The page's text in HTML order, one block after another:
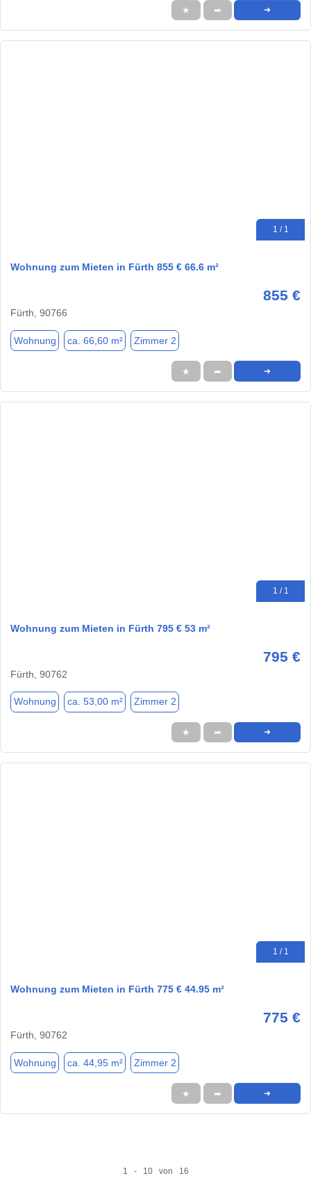
★ ➦ ➜
1 / 1
Wohnung zum Mieten in Fürth 855 € 66.6 m²
855 €
Fürth, 90766
Wohnung ca. 66,60 m² Zimmer 2
★ ➦ ➜
1 / 1
Wohnung zum Mieten in Fürth 795 € 53 m²
795 €
Fürth, 90762
Wohnung ca. 53,00 m² Zimmer 2
★ ➦ ➜
1 / 1
Wohnung zum Mieten in Fürth 775 € 44.95 m²
775 €
Fürth, 90762
Wohnung ca. 44,95 m² Zimmer 2
★ ➦ ➜
1 - 10 von 16